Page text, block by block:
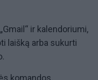
ir kalendoriumi,
laišką arba sukurti